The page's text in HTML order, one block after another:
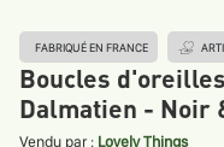
FABRIQUÉ EN FRANCE
Boucles
Dalmatien - Noir
Vendu par : Lovely Things